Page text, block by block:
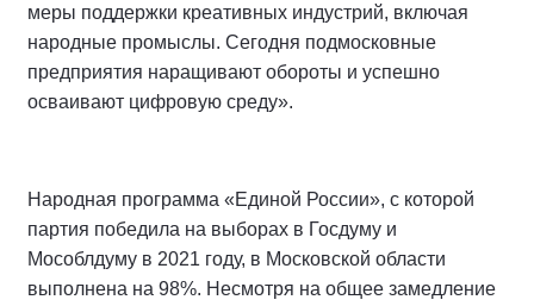
меры поддержки креативных индустрий, включая
народные промыслы. Сегодня подмосковные
предприятия наращивают обороты и успешно
осваивают цифровую среду».
Народная программа «Единой России», с которой
партия победила на выборах в Госдуму и
Мособлдуму в 2021 году, в Московской области
выполнена на 98%. Несмотря на общее замедление